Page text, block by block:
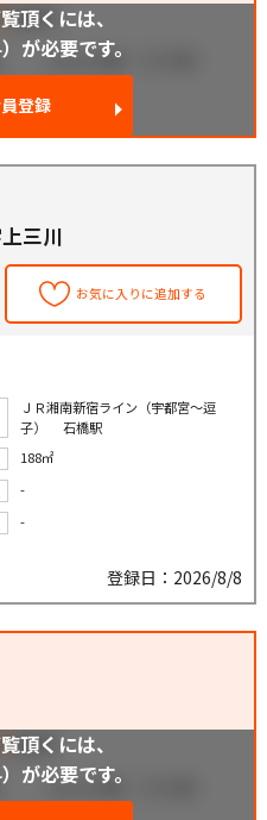
頂くには、
が必要です。
登録
三川
お気に入りに追加する
ＪＲ湘南新宿ライン（宇都宮〜逗
子） 石橋駅
188㎡
-
-
登録日：2026/8/8
頂くには、
が必要です。